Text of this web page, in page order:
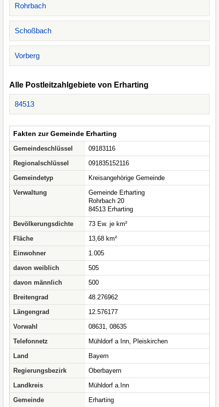
Rohrbach
Schoßbach
Vorberg
Alle Postleitzahlgebiete von Erharting
84513
Fakten zur Gemeinde Erharting
Gemeindeschlüssel
09183116
Regionalschlüssel
091835152116
Gemeindetyp
Kreisangehörige Gemeinde
Verwaltung
Gemeinde Erharting
Rohrbach 20
84513 Erharting
Bevölkerungsdichte
73 Ew. je km²
Fläche
13,68 km²
Einwohner
1.005
davon weiblich
505
davon männlich
500
Breitengrad
48.276962
Längengrad
12.576177
Vorwahl
08631, 08635
Telefonnetz
Mühldorf a Inn, Pleiskirchen
Land
Bayern
Regierungsbezirk
Oberbayern
Landkreis
Mühldorf a.Inn
Gemeinde
Erharting